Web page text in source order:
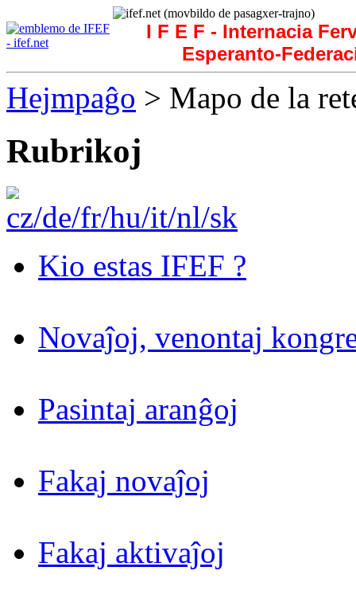
I F E F - Internacia
Esperanto-
Hejmpaĝo > Mapo de la
Rubrikoj
Kio estas IFEF ?
Novaĵoj, venontaj
Pasintaj aranĝoj
Fakaj novaĵoj
Fakaj aktivaĵoj